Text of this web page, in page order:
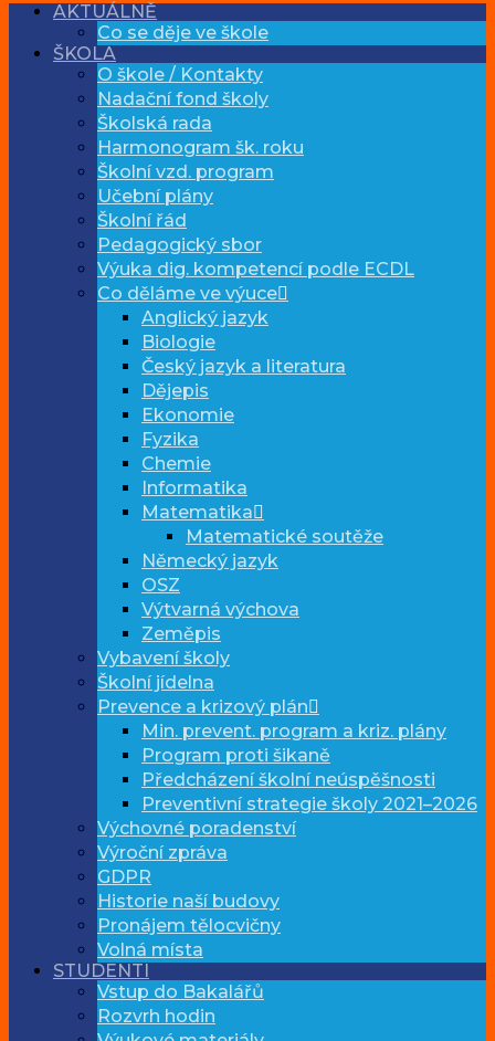
AKTUÁLNĚ
Co se děje ve škole
ŠKOLA
O škole / Kontakty
Nadační fond školy
Školská rada
Harmonogram šk. roku
Školní vzd. program
Učební plány
Školní řád
Pedagogický sbor
Výuka dig. kompetencí podle ECDL
Co děláme ve výuce
Anglický jazyk
Biologie
Český jazyk a literatura
Dějepis
Ekonomie
Fyzika
Chemie
Informatika
Matematika
Matematické soutěže
Německý jazyk
OSZ
Výtvarná výchova
Zeměpis
Vybavení školy
Školní jídelna
Prevence a krizový plán
Min. prevent. program a kriz. plány
Program proti šikaně
Předcházení školní neúspěšnosti
Preventivní strategie školy 2021–2026
Výchovné poradenství
Výroční zpráva
GDPR
Historie naší budovy
Pronájem tělocvičny
Volná místa
STUDENTI
Vstup do Bakalářů
Rozvrh hodin